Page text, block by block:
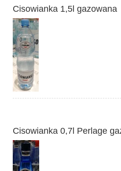
Cisowianka 1,5l gazowana
Cisowianka 0,7l Perlage